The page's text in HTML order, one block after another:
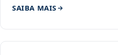
SAIBA MAIS